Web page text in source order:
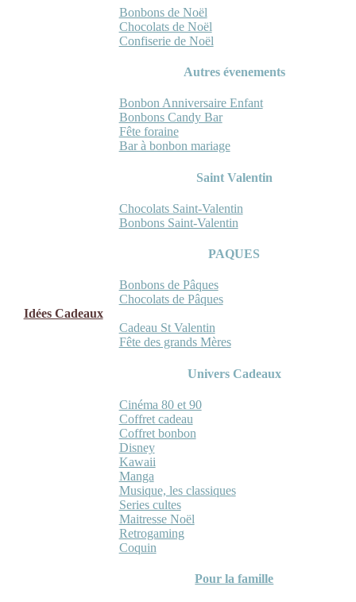
Bonbons de Noël
Chocolats de Noël
Confiserie de Noël
Autres évenements
Bonbon Anniversaire Enfant
Bonbons Candy Bar
Fête foraine
Bar à bonbon mariage
Saint Valentin
Chocolats Saint-Valentin
Bonbons Saint-Valentin
PAQUES
Bonbons de Pâques
Chocolats de Pâques
Idées Cadeaux
Cadeau St Valentin
Fête des grands Mères
Univers Cadeaux
Cinéma 80 et 90
Coffret cadeau
Coffret bonbon
Disney
Kawaii
Manga
Musique, les classiques
Series cultes
Maitresse Noël
Retrogaming
Coquin
Pour la famille